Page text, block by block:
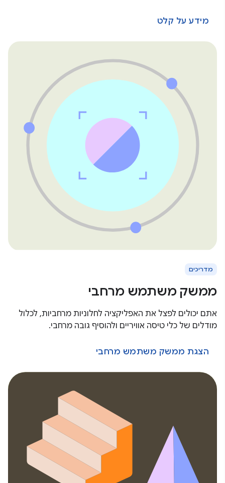
מידע על קלט
מדריכים
ממשק משתמש מרחבי
אתם יכולים לפצל את האפליקציה לחלוניות מרחביות, לכלול
מודלים של כלי טיסה אוויריים ולהוסיף גובה מרחבי.
הצגת ממשק משתמש מרחבי